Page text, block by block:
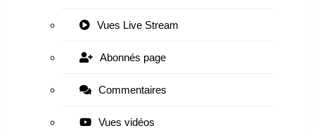
Vues Live Stream
Abonnés page
Commentaires
Vues vidéos